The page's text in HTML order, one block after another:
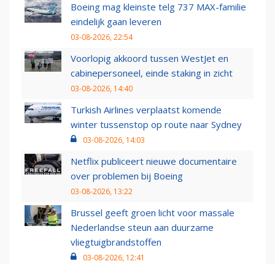
Boeing mag kleinste telg 737 MAX-familie
eindelijk gaan leveren
03-08-2026, 22:54
Voorlopig akkoord tussen WestJet en
cabinepersoneel, einde staking in zicht
03-08-2026, 14:40
Turkish Airlines verplaatst komende
winter tussenstop op route naar Sydney
03-08-2026, 14:03
Netflix publiceert nieuwe documentaire
over problemen bij Boeing
03-08-2026, 13:22
Brussel geeft groen licht voor massale
Nederlandse steun aan duurzame
vliegtuigbrandstoffen
03-08-2026, 12:41